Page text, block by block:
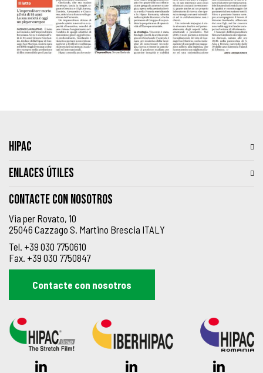
HIPAC
ENLACES ÚTILES
Contacte con nosotros
Via per Rovato, 10
25046 Cazzago S. Martino Brescia ITALY
Tel. +39 030 7750610
Fax. +39 030 7750847
Contacte con nosotros